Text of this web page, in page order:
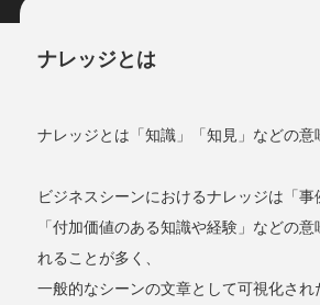
ナレッジとは
ナレッジとは「知識」「知見」などの意
ビジネスシーンにおけるナレッジは「事
「付加価値のある知識や経験」などの
れることが多く、
一般的なシーンの文章として可視化さ